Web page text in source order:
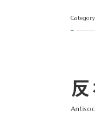
Category